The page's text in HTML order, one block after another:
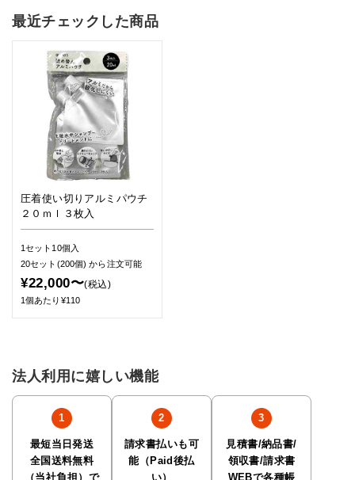
最近チェックした商品
圧着使い切りアルミパウチ
２０ｍｌ３枚入
1セット10個入
20セット(200個)から注文可能
¥22,000〜(税込)
1個あたり¥110
法人利用に嬉しい機能
最短当日発送
全国送料無料
（当社負担）で
請求書払いも可
能（Paid後払
い）
見積書/納品書/
領収書/請求書
WEBで各種帳